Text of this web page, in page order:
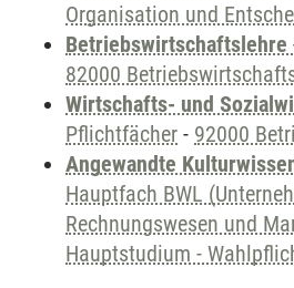
Organisation und
Betriebswirtschaftslehre
82000
Wirtschafts- und
Pflichtfächer - 92000
Angewandte
Hauptfach BWL
Rechnungswesen und
Hauptstudium -